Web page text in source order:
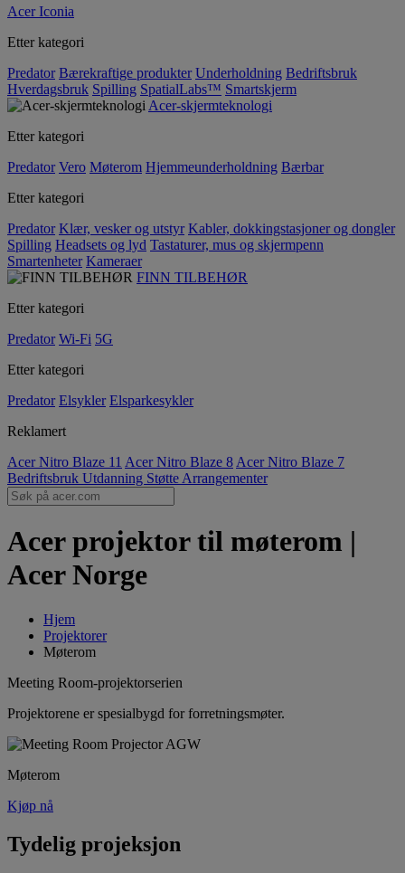
Acer Iconia
Etter kategori
Predator Bærekraftige produkter Underholdning Bedriftsbruk
Hverdagsbruk Spilling SpatialLabs™ Smartskjerm
Acer-skjermteknologi
Etter kategori
Predator Vero Møterom Hjemmeunderholdning Bærbar
Etter kategori
Predator Klær, vesker og utstyr Kabler, dokkingstasjoner og dongler
Spilling Headsets og lyd Tastaturer, mus og skjermpenn
Smartenheter Kameraer
FINN TILBEHØR
Etter kategori
Predator Wi-Fi 5G
Etter kategori
Predator Elsykler Elsparkesykler
Reklamert
Acer Nitro Blaze 11 Acer Nitro Blaze 8 Acer Nitro Blaze 7
Bedriftsbruk Utdanning Støtte Arrangementer
Acer projektor til møterom |
Acer Norge
Hjem
Projektorer
Møterom
Meeting Room-projektorserien
Projektorene er spesialbygd for forretningsmøter.
Møterom
Kjøp nå
Tydelig projeksjon